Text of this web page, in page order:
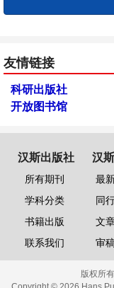
友情链接
科研出版社
开放图书馆
汉斯出版社
所有期刊
学科分类
书籍出版
联系我们
汉
最
同
文
审
版权所有